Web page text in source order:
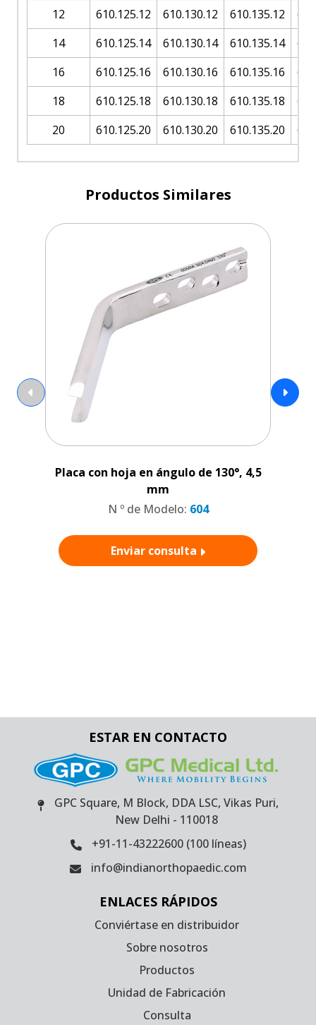
12
610.125.12 610.130.12 610.135.12
14
610.125.14 610.130.14 610.135.14
16
610.125.16 610.130.16 610.135.16
18
610.125.18 610.130.18 610.135.18
20
610.125.20 610.130.20 610.135.20
Productos Similares
Placa con hoja en ángulo de 130°, 4,5
mm
N º de Modelo: 604
Enviar consulta
ESTAR EN CONTACTO
GPC Square, M Block, DDA LSC, Vikas Puri,
New Delhi - 110018
+91-11-43222600 (100 líneas)
info@indianorthopaedic.com
ENLACES RÁPIDOS
Conviértase en distribuidor
Sobre nosotros
Productos
Unidad de Fabricación
Consulta